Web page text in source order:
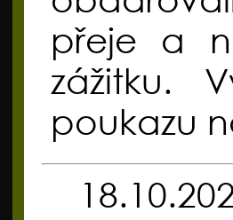
přeje a
zážitku.
poukazu